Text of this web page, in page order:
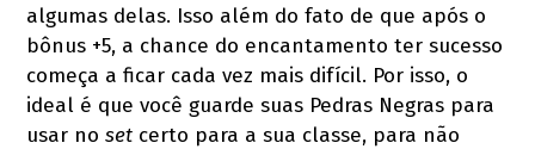
algumas delas. Isso além do fato de que após o
bônus +5, a chance do encantamento ter sucesso
começa a ficar cada vez mais difícil. Por isso, o
ideal é que você guarde suas Pedras Negras para
usar noset certo para a sua classe, para não